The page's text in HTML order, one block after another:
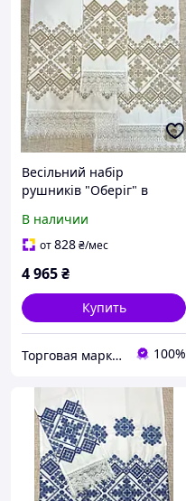
Весільний набір
рушників "Оберіг" в
(4 рушники)
В наличии
от828₴/мес
4 965₴
Купить
Торговая марка "Світ вишивки" Рівненський виробник вишитих виробів 100%